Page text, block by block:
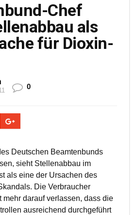
Chef
als
für Dioxin-
0
Deutschen Beamtenbunds
sieht Stellenabbau im
als eine der Ursachen des
Die Verbraucher
mehr darauf verlassen, dass die
ausreichend durchgeführt